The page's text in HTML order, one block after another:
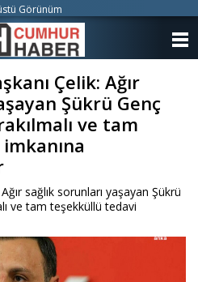
Çelik: Ağır
Şükrü Genç
ve tam
sağlık sorunları yaşayan Şükrü
ve tam teşekküllü tedavi
Görünüm
KATEGORİLER
ANKETLER
FOTO GALERİ